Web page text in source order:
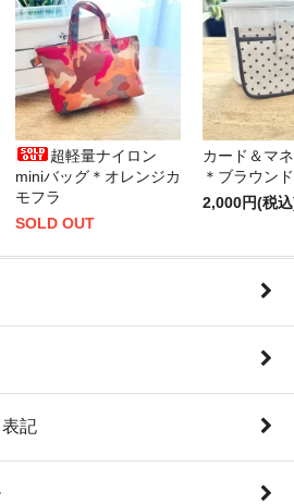
超軽量ナイロン
miniバッグ＊オレンジカ
モフラ
SOLD OUT
カード＆マ
＊ブラウン
2,000円(税
記